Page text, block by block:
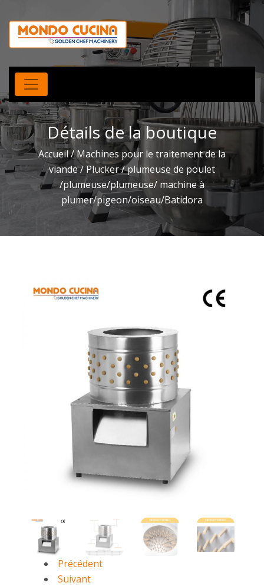
Détails de la boutique
Accueil/Machines pour le traitement de la
viande/Plucker/ plumeuse de poulet
/plumeuse/plumeuse/ machine à
plumer/pigeon/oiseau/Batidora
Précédent
Suivant